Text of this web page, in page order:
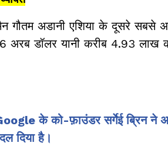
अडानी एशिया के दूसरे सबसे
अरब डॉलर यानी करीब 4.93
के को-फ़ाउंडर सर्गेई ब्रिन ने
दिया है।